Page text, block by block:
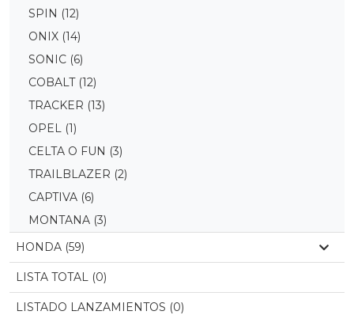
SPIN (12)
ONIX (14)
SONIC (6)
COBALT (12)
TRACKER (13)
OPEL (1)
CELTA O FUN (3)
TRAILBLAZER (2)
CAPTIVA (6)
MONTANA (3)
HONDA (59)
LISTA TOTAL (0)
LISTADO LANZAMIENTOS (0)